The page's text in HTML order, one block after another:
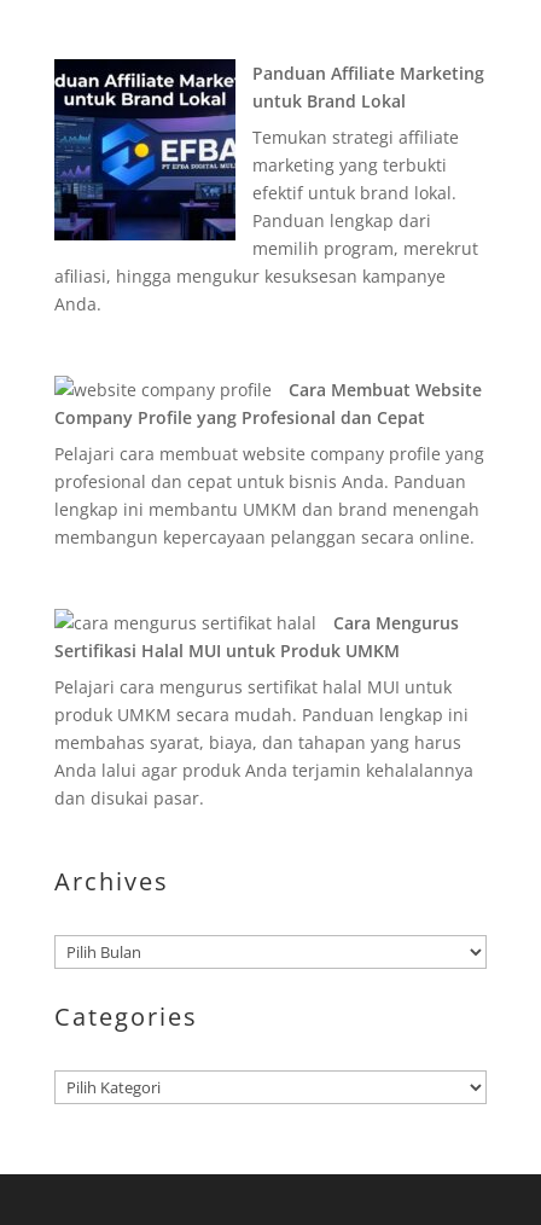
Panduan Affiliate Marketing
untuk Brand Lokal
Temukan strategi affiliate
marketing yang terbukti
efektif untuk brand lokal.
Panduan lengkap dari
memilih program, merekrut
afiliasi, hingga mengukur kesuksesan kampanye
Anda.
Cara Membuat Website
Company Profile yang Profesional dan Cepat
Pelajari cara membuat website company profile yang
profesional dan cepat untuk bisnis Anda. Panduan
lengkap ini membantu UMKM dan brand menengah
membangun kepercayaan pelanggan secara online.
Cara Mengurus
Sertifikasi Halal MUI untuk Produk UMKM
Pelajari cara mengurus sertifikat halal MUI untuk
produk UMKM secara mudah. Panduan lengkap ini
membahas syarat, biaya, dan tahapan yang harus
Anda lalui agar produk Anda terjamin kehalalannya
dan disukai pasar.
Archives
Arsip
Categories
Kategori